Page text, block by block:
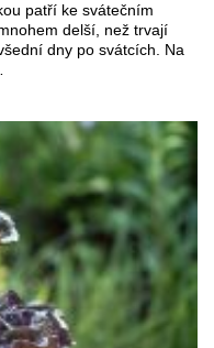
patří ke svátečním
delší, než trvají
dny po svátcích. Na